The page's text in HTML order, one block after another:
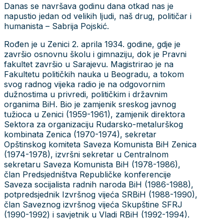
Danas se navršava godinu dana otkad nas je
napustio jedan od velikih ljudi, naš drug, političar i
humanista – Sabrija Pojskić.
Rođen je u Zenici 2. aprila 1934. godine, gdje je
završio osnovnu školu i gimnaziju, dok je Pravni
fakultet završio u Sarajevu. Magistrirao je na
Fakultetu političkih nauka u Beogradu, a tokom
svog radnog vijeka radio je na odgovornim
dužnostima u privredi, političkim i državnim
organima BiH. Bio je zamjenik sreskog javnog
tužioca u Zenici (1959-1961), zamjenik direktora
Sektora za organizaciju Rudarsko-metalurškog
kombinata Zenica (1970-1974), sekretar
Opštinskog komiteta Saveza Komunista BiH Zenica
(1974-1978), izvršni sekretar u Centralnom
sekretaru Saveza Komunista BiH (1978-1986),
član Predsjedništva Republičke konferencije
Saveza socijalista radnih naroda BiH (1986-1988),
potpredsjednik Izvršnog vijeća SRBiH (1988-1990),
član Saveznog izvršnog vijeća Skupštine SFRJ
(1990-1992) i savjetnik u Vladi RBiH (1992-1994).